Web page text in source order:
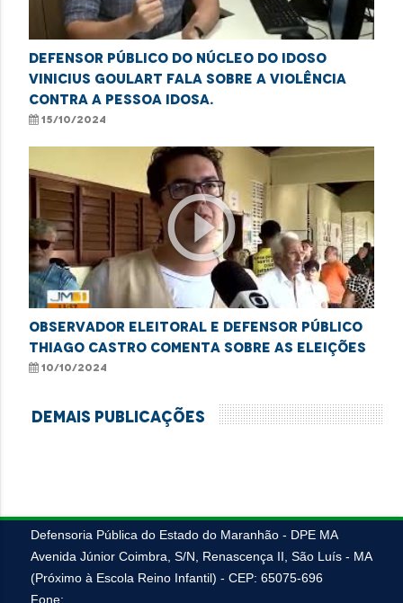
Defensor público do Núcleo do Idoso
Vinicius Goulart fala sobre a violência
contra a pessoa idosa.
15/10/2024
play_circle_outline
Observador eleitoral e defensor público
Thiago Castro comenta sobre as eleições
10/10/2024
Demais Publicações
Defensoria Pública do Estado do Maranhão - DPE MA
Avenida Júnior Coimbra, S/N, Renascença II, São Luís - MA
(Próximo à Escola Reino Infantil) - CEP: 65075-696
Fone: